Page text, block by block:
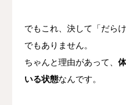
でもこれ、決して「だら
でもありません。
ちゃんと理由があって、
いる状態なんです。